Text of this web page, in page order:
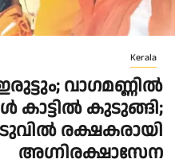
Kerala
വാഗമണ്ണിൽ
കാട്ടിൽ കുടുങ്ങി;
രക്ഷകരായി
അഗ്നിരക്ഷാസേന